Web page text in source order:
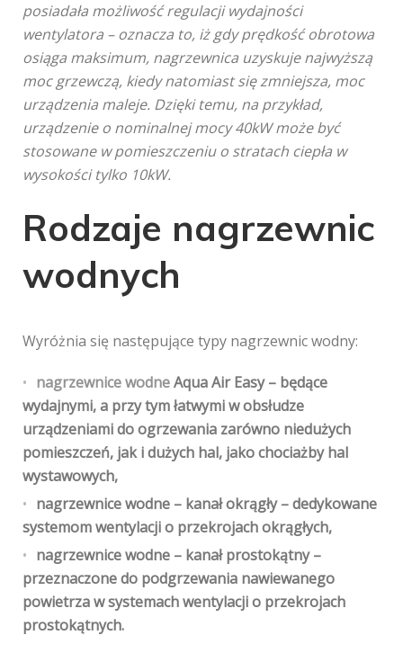
posiadała możliwość regulacji wydajności
wentylatora – oznacza to, iż gdy prędkość obrotowa
osiąga maksimum, nagrzewnica uzyskuje najwyższą
moc grzewczą, kiedy natomiast się zmniejsza, moc
urządzenia maleje. Dzięki temu, na przykład,
urządzenie o nominalnej mocy 40kW może być
stosowane w pomieszczeniu o stratach ciepła w
wysokości tylko 10kW.
Rodzaje nagrzewnic
wodnych
Wyróżnia się następujące typy nagrzewnic wodny:
nagrzewnice wodneAqua Air Easy– będące
wydajnymi, a przy tym łatwymi w obsłudze
urządzeniami do ogrzewania zarówno niedużych
pomieszczeń, jak i dużych hal, jako chociażby hal
wystawowych,
nagrzewnice wodne – kanał okrągły– dedykowane
systemom wentylacji o przekrojach okrągłych,
nagrzewnice wodne – kanał prostokątny–
przeznaczone do podgrzewania nawiewanego
powietrza w systemach wentylacji o przekrojach
prostokątnych.